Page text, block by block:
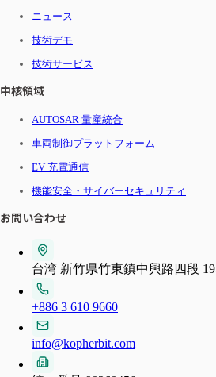
ニュース
技術デモ
技術サービス
中核領域
AUTOSAR 量産統合
車両制御プラットフォーム
EV 充電通信
機能安全・サイバーセキュリティ
お問い合わせ
台湾 新竹県竹東鎮中興路四段
+886 3 610 9660
info@kopherbit.com